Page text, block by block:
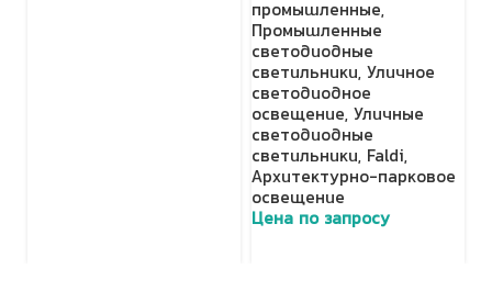
промышленные,
Промышленные
светодиодные
светильники, Уличное
светодиодное
освещение, Уличные
светодиодные
светильники, Faldi,
Архитектурно-парковое
освещение
Цена по запросу